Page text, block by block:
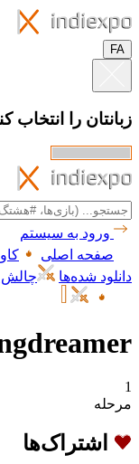
FA
زبانتان را انتخاب
ورود به سیستم
صفحه اصلی
دانلود شده‌ها
چالش
1
مرحله
اشتراک‌ها